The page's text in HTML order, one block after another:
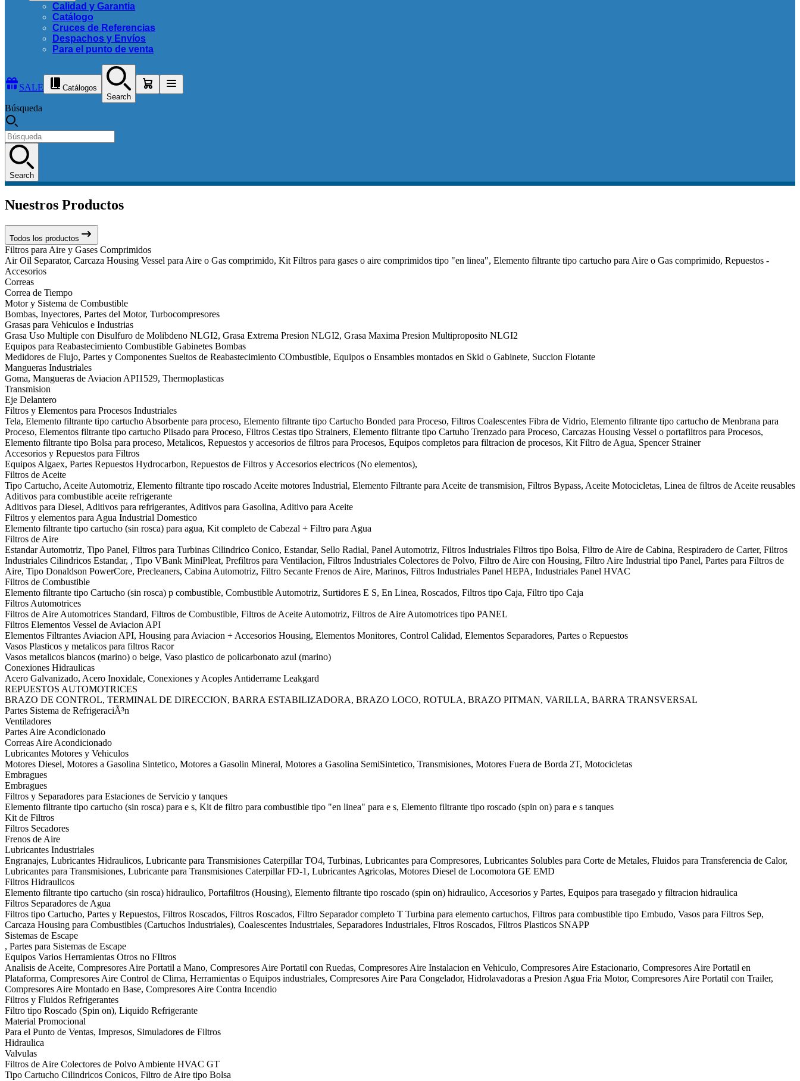
Calidad y Garantia
Catálogo
Cruces de Referencias
Despachos y Envíos
Para el punto de venta
SALE
Catálogos
Search
Búsqueda
Search
Nuestros Productos
Todos los productos
Filtros para Aire y Gases Comprimidos
Air Oil Separator, Carcaza Housing Vessel para Aire o Gas comprimido, Kit Filtros para gases o aire comprimidos tipo "en linea", Elemento filtrante tipo cartucho para Aire o Gas comprimido, Repuestos -
Accesorios
Correas
Correa de Tiempo
Motor y Sistema de Combustible
Bombas, Inyectores, Partes del Motor, Turbocompresores
Grasas para Vehiculos e Industrias
Grasa Uso Multiple con Disulfuro de Molibdeno NLGI2, Grasa Extrema Presion NLGI2, Grasa Maxima Presion Multiproposito NLGI2
Equipos para Reabastecimiento Combustible Gabinetes Bombas
Medidores de Flujo, Partes y Componentes Sueltos de Reabastecimiento COmbustible, Equipos o Ensambles montados en Skid o Gabinete, Succion Flotante
Mangueras Industriales
Goma, Mangueras de Aviacion API1529, Thermoplasticas
Transmision
Eje Delantero
Filtros y Elementos para Procesos Industriales
Tela, Elemento filtrante tipo cartucho Absorbente para proceso, Elemento filtrante tipo Cartucho Bonded para Proceso, Filtros Coalescentes Fibra de Vidrio, Elemento filtrante tipo cartucho de Menbrana para
Proceso, Elementos filtrante tipo cartucho Plisado para Proceso, Filtros Cestas tipo Strainers, Elemento filtrante tipo Cartuho Trenzado para Proceso, Carcazas Housing Vessel o portafiltros para Procesos,
Elemento filtrante tipo Bolsa para proceso, Metalicos, Repuestos y accesorios de filtros para Procesos, Equipos completos para filtracion de procesos, Kit Filtro de Agua, Spencer Strainer
Accesorios y Repuestos para Filtros
Equipos Algaex, Partes Repuestos Hydrocarbon, Repuestos de Filtros y Accesorios electricos (No elementos),
Filtros de Aceite
Tipo Cartucho, Aceite Automotriz, Elemento filtrante tipo roscado Aceite motores Industrial, Elemento Filtrante para Aceite de transmision, Filtros Bypass, Aceite Motocicletas, Linea de filtros de Aceite reusables
Aditivos para combustible aceite refrigerante
Aditivos para Diesel, Aditivos para refrigerantes, Aditivos para Gasolina, Aditivo para Aceite
Filtros y elementos para Agua Industrial Domestico
Elemento filtrante tipo cartucho (sin rosca) para agua, Kit completo de Cabezal + Filtro para Agua
Filtros de Aire
Estandar Automotriz, Tipo Panel, Filtros para Turbinas Cilindrico Conico, Estandar, Sello Radial, Panel Automotriz, Filtros Industriales Filtros tipo Bolsa, Filtro de Aire de Cabina, Respiradero de Carter, Filtros
Industriales Cilindricos Estandar, , Tipo VBank MiniPleat, Prefiltros para Ventilacion, Filtros Industriales Colectores de Polvo, Filtro de Aire con Housing, Filtro Aire Industrial tipo Panel, Partes para Filtros de
Aire, Tipo Donaldson PowerCore, Precleaners, Cabina Automotriz, Filtro Secante Frenos de Aire, Marinos, Filtros Industriales Panel HEPA, Industriales Panel HVAC
Filtros de Combustible
Elemento filtrante tipo Cartucho (sin rosca) p combustible, Combustible Automotriz, Surtidores E S, En Linea, Roscados, Filtros tipo Caja, Filtro tipo Caja
Filtros Automotrices
Filtros de Aire Automotrices Standard, Filtros de Combustible, Filtros de Aceite Automotriz, Filtros de Aire Automotrices tipo PANEL
Filtros Elementos Vessel de Aviacion API
Elementos Filtrantes Aviacion API, Housing para Aviacion + Accesorios Housing, Elementos Monitores, Control Calidad, Elementos Separadores, Partes o Repuestos
Vasos Plasticos y metalicos para filtros Racor
Vasos metalicos blancos (marino) o beige, Vaso plastico de policarbonato azul (marino)
Conexiones Hidraulicas
Acero Galvanizado, Acero Inoxidale, Conexiones y Acoples Antiderrame Leakgard
REPUESTOS AUTOMOTRICES
BRAZO DE CONTROL, TERMINAL DE DIRECCION, BARRA ESTABILIZADORA, BRAZO LOCO, ROTULA, BRAZO PITMAN, VARILLA, BARRA TRANSVERSAL
Partes Sistema de RefrigeraciÃ³n
Ventiladores
Partes Aire Acondicionado
Correas Aire Acondicionado
Lubricantes Motores y Vehiculos
Motores Diesel, Motores a Gasolina Sintetico, Motores a Gasolin Mineral, Motores a Gasolina SemiSintetico, Transmisiones, Motores Fuera de Borda 2T, Motocicletas
Embragues
Embragues
Filtros y Separadores para Estaciones de Servicio y tanques
Elemento filtrante tipo cartucho (sin rosca) para e s, Kit de filtro para combustible tipo "en linea" para e s, Elemento filtrante tipo roscado (spin on) para e s tanques
Kit de Filtros
Filtros Secadores
Frenos de Aire
Lubricantes Industriales
Engranajes, Lubricantes Hidraulicos, Lubricante para Transmisiones Caterpillar TO4, Turbinas, Lubricantes para Compresores, Lubricantes Solubles para Corte de Metales, Fluidos para Transferencia de Calor,
Lubricantes para Transmisiones, Lubricante para Transmisiones Caterpillar FD-1, Lubricantes Agricolas, Motores Diesel de Locomotora GE EMD
Filtros Hidraulicos
Elemento filtrante tipo cartucho (sin rosca) hidraulico, Portafiltros (Housing), Elemento filtrante tipo roscado (spin on) hidraulico, Accesorios y Partes, Equipos para trasegado y filtracion hidraulica
Filtros Separadores de Agua
Filtros tipo Cartucho, Partes y Repuestos, Filtros Roscados, Filtros Roscados, Filtro Separador completo T Turbina para elemento cartuchos, Filtros para combustible tipo Embudo, Vasos para Filtros Sep,
Carcaza Housing para Combustibles (Cartuchos Industriales), Coalescentes Industriales, Separadores Industriales, Fltros Roscados, Filtros Plasticos SNAPP
Sistemas de Escape
, Partes para Sistemas de Escape
Equipos Varios Herramientas Otros no FIltros
Analisis de Aceite, Compresores Aire Portatil a Mano, Compresores Aire Portatil con Ruedas, Compresores Aire Instalacion en Vehiculo, Compresores Aire Estacionario, Compresores Aire Portatil en
Plataforma, Compresores Aire Control de Clima, Herramientas o Equipos industriales, Compresores Aire Para Congelador, Hidrolavadoras a Presion Agua Fria Motor, Compresores Aire Portatil con Trailer,
Compresores Aire Montado en Base, Compresores Aire Contra Incendio
Filtros y Fluidos Refrigerantes
Filtro tipo Roscado (Spin on), Liquido Refrigerante
Material Promocional
Para el Punto de Ventas, Impresos, Simuladores de Filtros
Hidraulica
Valvulas
Filtros de Aire Colectores de Polvo Ambiente HVAC GT
Tipo Cartucho Cilindricos Conicos, Filtro de Aire tipo Bolsa